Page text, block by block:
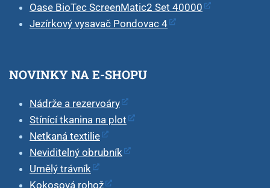
Oase BioTec ScreenMatic2 Set 40000
Jezírkový vysavač Pondovac 4
NOVINKY NA E-SHOPU
Nádrže a rezervoáry
Stínící tkanina na plot
Netkaná textilie
Neviditelný obrubník
Umělý trávník
Kokosová rohož